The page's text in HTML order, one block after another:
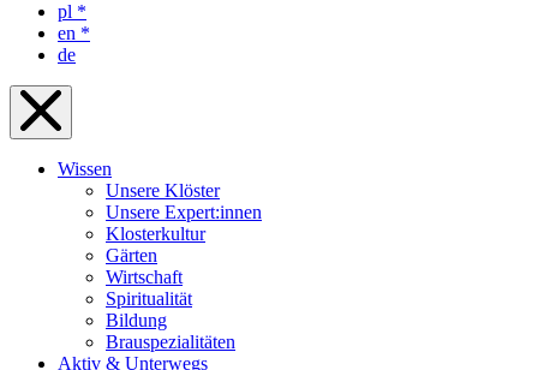
pl *
en *
de
Wissen
Unsere Klöster
Unsere Expert:innen
Klosterkultur
Gärten
Wirtschaft
Spiritualität
Bildung
Brauspezialitäten
Aktiv & Unterwegs